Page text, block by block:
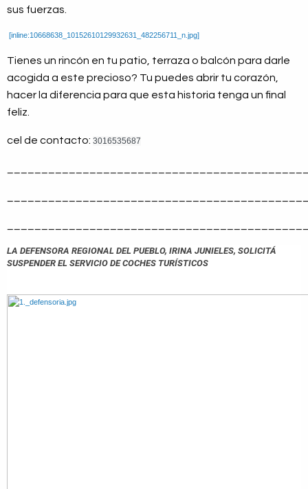
sus fuerzas.
[inline:10668638_10152610129932631_482256711_n.jpg]
Tienes un rincón en tu patio, terraza o balcón para darle
acogida a este precioso? Tu puedes abrir tu corazón,
hacer la diferencia para que esta historia tenga un final
feliz.
cel de contacto: 3016535687
LA DEFENSORA REGIONAL DEL PUEBLO, IRINA JUNIELES, SOLICITÁ
SUSPENDER EL SERVICIO DE COCHES TURÍSTICOS